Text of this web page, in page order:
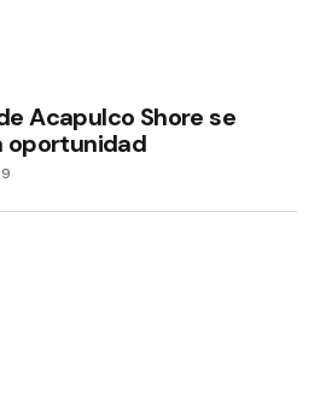
Acapulco Shore se
oportunidad